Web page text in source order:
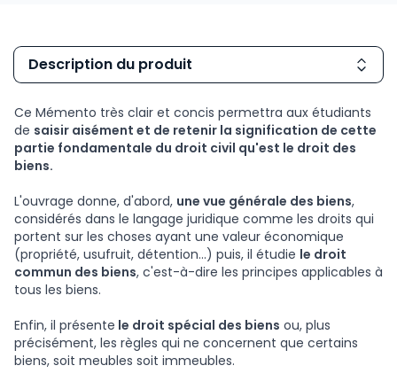
Description du produit
Ce Mémento très clair et concis permettra aux étudiants
de saisir aisément et de retenir la signification de cette
partie fondamentale du droit civil qu'est le droit des
biens.
L'ouvrage donne, d'abord, une vue générale des biens,
considérés dans le langage juridique comme les droits qui
portent sur les choses ayant une valeur économique
(propriété, usufruit, détention...) puis, il étudie le droit
commun des biens, c'est-à-dire les principes applicables à
tous les biens.
Enfin, il présente le droit spécial des biens ou, plus
précisément, les règles qui ne concernent que certains
biens, soit meubles soit immeubles.